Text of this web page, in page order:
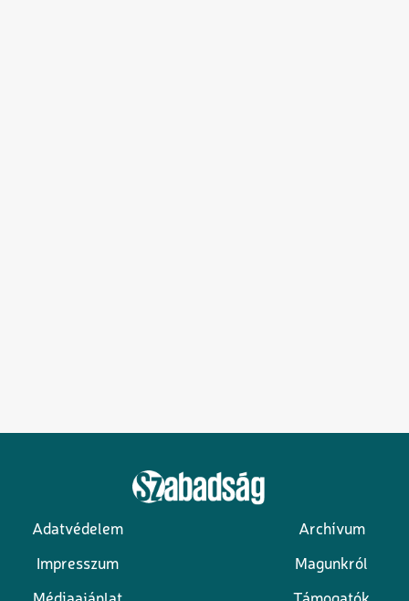
Lábléc
Adatvédelem Archívum
Impresszum Magunkról